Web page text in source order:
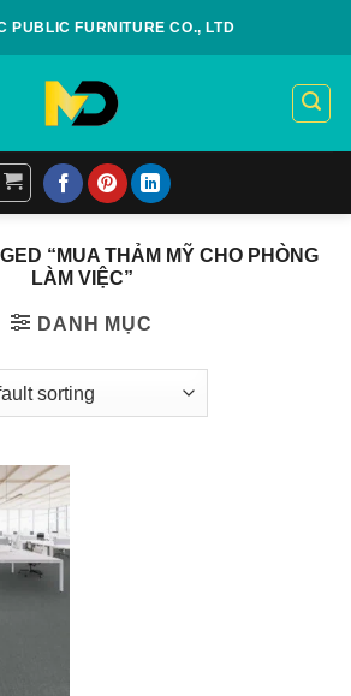
PUBLIC FURNITURE CO., LTD
“MUA THẢM MỸ CHO PHÒNG
LÀM VIỆC”
DANH MỤC